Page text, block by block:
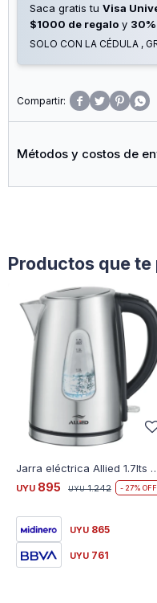
Material Del Cuerpo:
Material Del Mango:
Tamaños Disponibles: 30
Saca gratis tu Visa
$1000 de regalo y
SOLO CON LA CÉDULA ,
   
Métodos y costos de
Productos que
Jarra eléctrica Allied 1.7lts
UYU 895 UYU 1.242 27
UYU 865
UYU 761